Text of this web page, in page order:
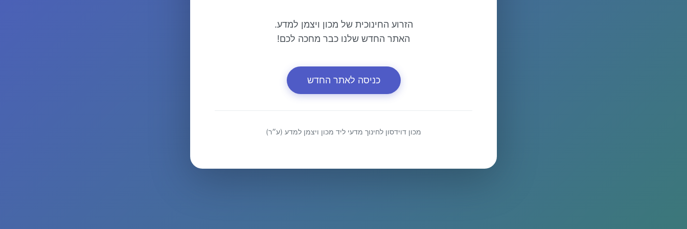
הזרוע החינוכית של מכון ויצמן למדע.
האתר החדש שלנו כבר מחכה לכם!
כניסה לאתר החדש
מכון דוידסון לחינוך מדעי ליד מכון ויצמן למדע (ע״ר)